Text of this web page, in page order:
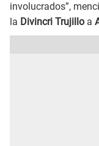
involucrados”,
la Divincri Trujillo a